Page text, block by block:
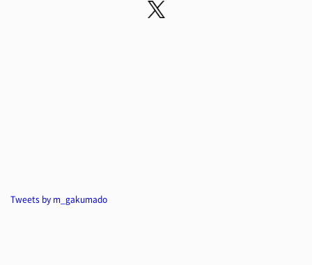
Tweets by m_gakumado